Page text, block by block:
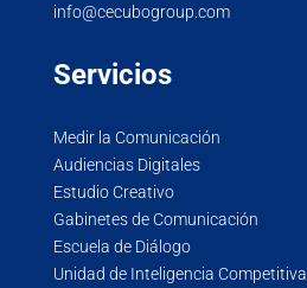
info@cecubogroup.com
Servicios
Medir la Comunicación
Audiencias Digitales
Estudio Creativo
Gabinetes de Comunicación
Escuela de Diálogo
Unidad de Inteligencia Competitiva